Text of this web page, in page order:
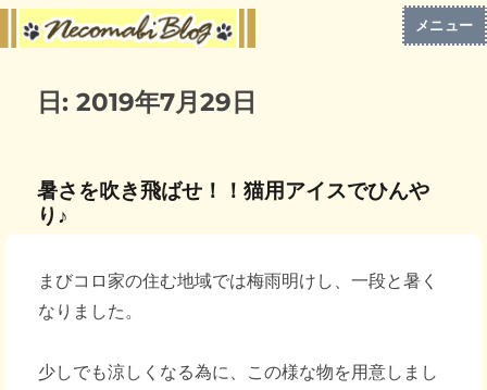
メニュー
日:2019年7月29日
暑さを吹き飛ばせ！！猫用アイスでひんや
り♪
まびコロ家の住む地域では梅雨明けし、一段と暑く
なりました。
少しでも涼しくなる為に、この様な物を用意しまし